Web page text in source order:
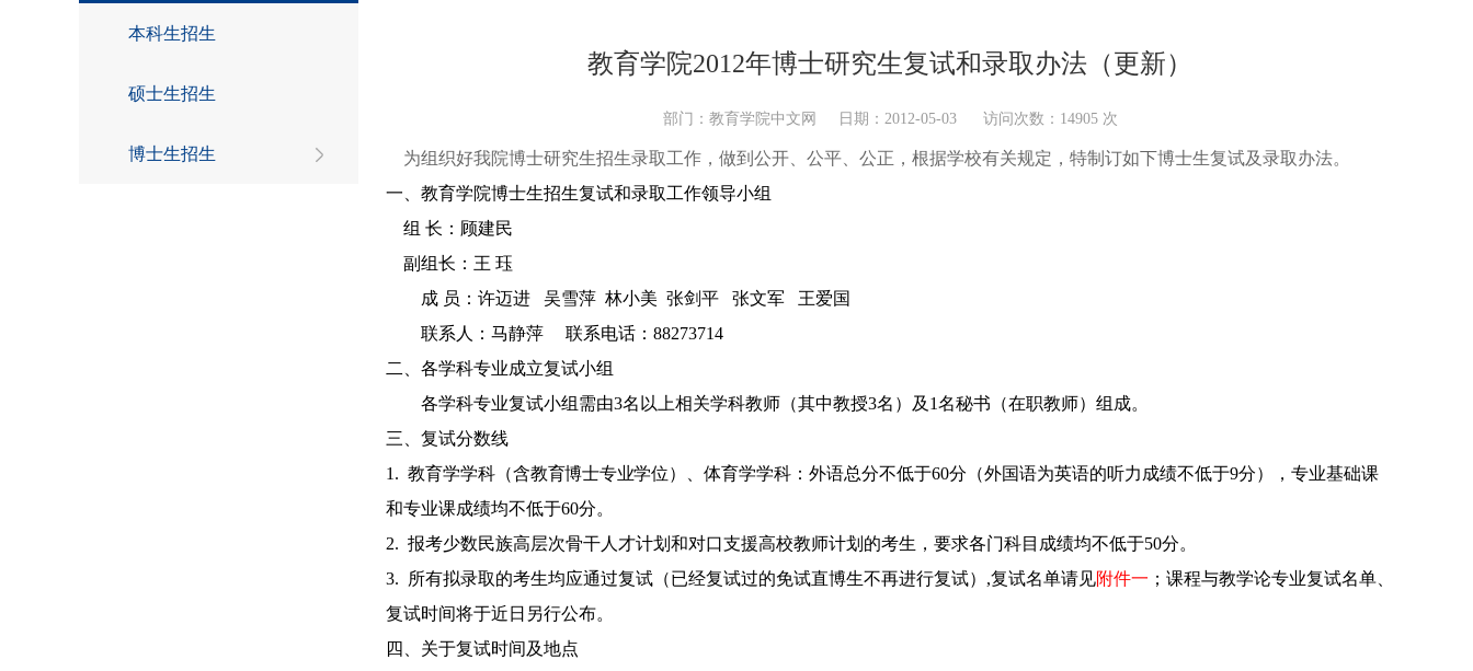
本科生招生
硕士生招生
博士生招生
教育学院2012年博士研究生复试和录取办法（更新）
部门：教育学院中文网 日期：2012-05-03 访问次数： 14905 次
为组织好我院博士研究生招生录取工作，做到公开、公平、公正，根据学校有关规定，特制订如下博士生复试及录取办法。
一、教育学院博士生招生复试和录取工作领导小组
组 长：顾建民
副组长：王 珏
成 员：许迈进 吴雪萍 林小美 张剑平 张文军
王爱国
联系人：马静萍
联系电话： 88273714
二、各学科专业成立复试小组
各学科专业复试小组需由3名以上相关学科教师（其中教授3名）及 1名秘书（在职教师）组成。
三、复试分数线
1. 教育学学科（含教育博士专业学位）、体育学学科：外语总分不低于60分（外国语为英语的听力成绩不低于9分），专业基础课
和专业课成绩均不低于60分。
2. 报考少数民族高层次骨干人才计划和对口支援高校教师计划的考生，要求各门科目成绩均不低于50分。
3. 所有拟录取的考生均应通过复试（已经复试过的免试直博生不再进行复试） ,复试名单请见附件一 ；课程与教学论专业复试名单、
复试时间将于近日另行公布。
四、关于复试时间及地点